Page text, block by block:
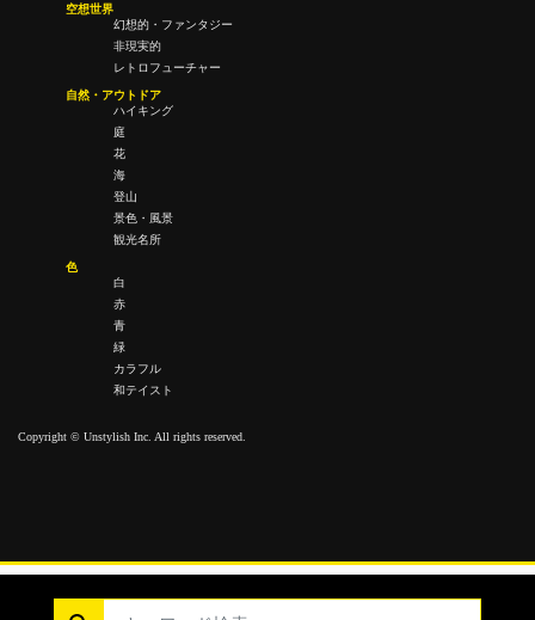
空想世界
幻想的・ファンタジー
非現実的
レトロフューチャー
自然・アウトドア
ハイキング
庭
花
海
登山
景色・風景
観光名所
色
白
赤
青
緑
カラフル
和テイスト
Copyright © Unstylish Inc. All rights reserved.